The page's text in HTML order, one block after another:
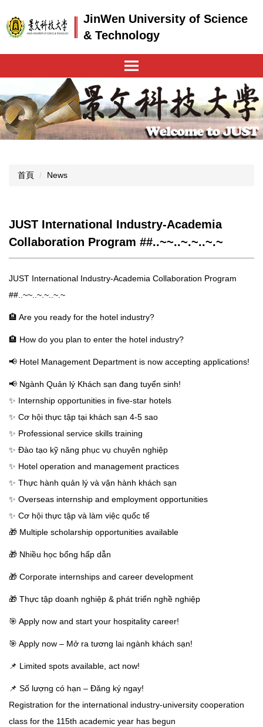
到
主
JinWen University of Science
& Technology
首頁 News
JUST International Industry-Academia
Collaboration Program ##..~~..~.~..~.~
JUST International Industry-Academia Collaboration Program
##..~~..~.~..~.~
🏨 Are you ready for the hotel industry?
🏨 How do you plan to enter the hotel industry?
📢 Hotel Management Department is now accepting applications!
📢 Ngành Quản lý Khách sạn đang tuyển sinh!
✨ Internship opportunities in five-star hotels
✨ Cơ hội thực tập tại khách sạn 4-5 sao
✨ Professional service skills training
✨ Đào tạo kỹ năng phục vụ chuyên nghiệp
✨ Hotel operation and management practices
✨ Thực hành quản lý và vận hành khách sạn
✨ Overseas internship and employment opportunities
✨ Cơ hội thực tập và làm việc quốc tế
🎁 Multiple scholarship opportunities available
🎁 Nhiều học bổng hấp dẫn
🎁 Corporate internships and career development
🎁 Thực tập doanh nghiệp & phát triển nghề nghiệp
🎯 Apply now and start your hospitality career!
🎯 Apply now – Mở ra tương lai ngành khách sạn!
📌 Limited spots available, act now!
📌 Số lượng có hạn – Đăng ký ngay!
Registration for the international industry-university cooperation
class for the 115th academic year has begun